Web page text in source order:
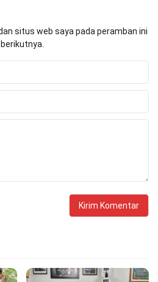
situs web saya pada peramban ini